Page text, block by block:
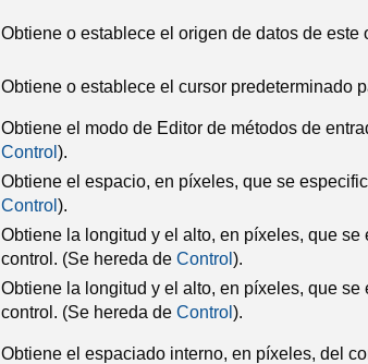
Obtiene o establece el origen de datos de este
Obtiene o establece el cursor predeterminado
Obtiene el modo de Editor de métodos de
Control ).
Obtiene el espacio, en píxeles, que se
Control ).
Obtiene la longitud y el alto, en píxeles, que
control. (Se hereda de Control ).
Obtiene la longitud y el alto, en píxeles, que
control. (Se hereda de Control ).
Obtiene el espaciado interno, en píxeles, del